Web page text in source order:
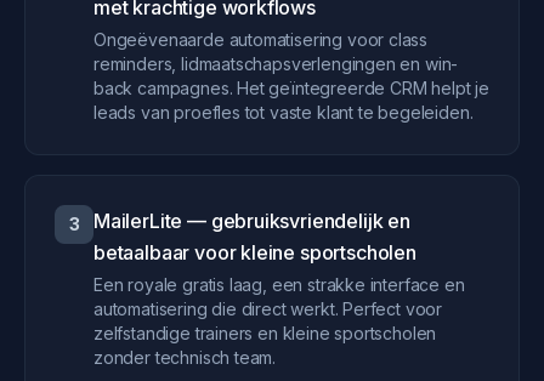
met krachtige workflows
Ongeëvenaarde automatisering voor class
reminders, lidmaatschapsverlengingen en win-
back campagnes. Het geïntegreerde CRM helpt je
leads van proefles tot vaste klant te begeleiden.
3
MailerLite — gebruiksvriendelijk en
betaalbaar voor kleine sportscholen
Een royale gratis laag, een strakke interface en
automatisering die direct werkt. Perfect voor
zelfstandige trainers en kleine sportscholen
zonder technisch team.